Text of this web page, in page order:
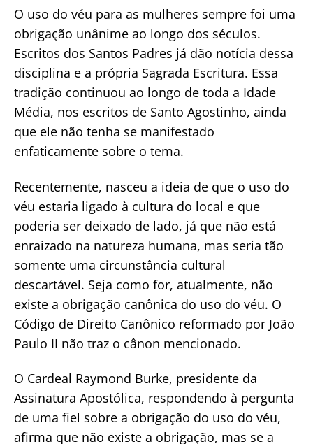
O uso do véu para as mulheres sempre foi uma
obrigação unânime ao longo dos séculos.
Escritos dos Santos Padres já dão notícia dessa
disciplina e a própria Sagrada Escritura. Essa
tradição continuou ao longo de toda a Idade
Média, nos escritos de Santo Agostinho, ainda
que ele não tenha se manifestado
enfaticamente sobre o tema.
Recentemente, nasceu a ideia de que o uso do
véu estaria ligado à cultura do local e que
poderia ser deixado de lado, já que não está
enraizado na natureza humana, mas seria tão
somente uma circunstância cultural
descartável. Seja como for, atualmente, não
existe a obrigação canônica do uso do véu. O
Código de Direito Canônico reformado por João
Paulo II não traz o cânon mencionado.
O Cardeal Raymond Burke, presidente da
Assinatura Apostólica, respondendo à pergunta
de uma fiel sobre a obrigação do uso do véu,
afirma que não existe a obrigação, mas se a